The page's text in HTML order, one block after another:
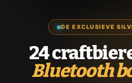
DE EXCLUSIEVE
24
Bluetooth